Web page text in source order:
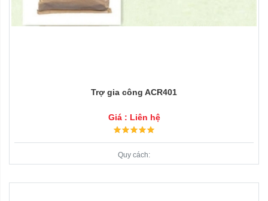
Trợ gia công ACR401
Giá : Liên hệ
Quy cách: